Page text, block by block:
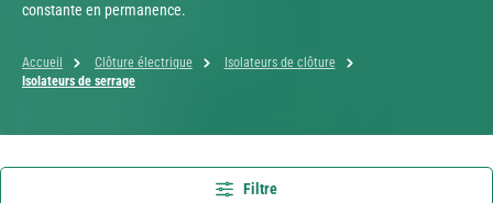
constante en permanence.
Accueil Clôture électrique
Isolateurs de clôture
Isolateurs de serrage
Filtre